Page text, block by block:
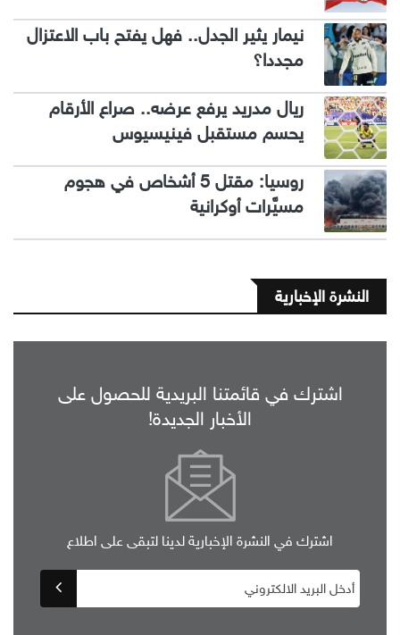
نيمار يثير الجدل.. فهل يفتح باب الاعتزال
مجددا؟
ريال مدريد يرفع عرضه.. صراع الأرقام
يحسم مستقبل فينيسيوس
روسيا: مقتل 5 أشخاص في هجوم
مسيَّرات أوكرانية
النشرة الإخبارية
اشترك في قائمتنا البريدية للحصول على
الأخبار الجديدة!
اشترك في النشرة الإخبارية لدينا لتبقى على اطلاع